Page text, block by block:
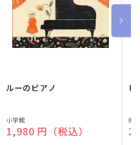
ルーのピアノ
販
売
小学館
通常価格
1,980 円（税込）
ピ
販
売
㈱